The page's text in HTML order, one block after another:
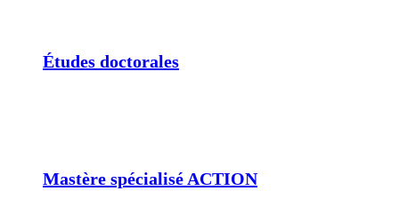
Études doctorales
Mastère spécialisé ACTION